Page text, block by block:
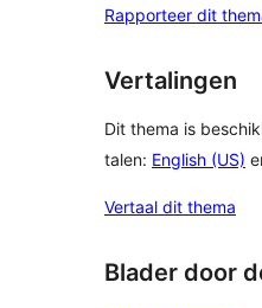
Rapporteer dit
Vertalingen
Dit thema is
talen: English (US)
Vertaal dit thema
Blader door